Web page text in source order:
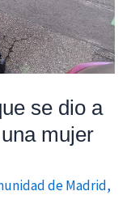
se dio a
mujer
de Madrid,